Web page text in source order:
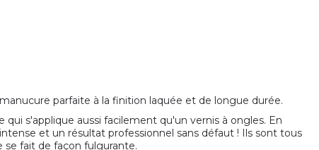
parfaite à la finition laquée et de longue durée.
s'applique aussi facilement qu'un vernis à ongles. En
et un résultat professionnel sans défaut ! Ils sont tous
se fait de façon fulgurante.